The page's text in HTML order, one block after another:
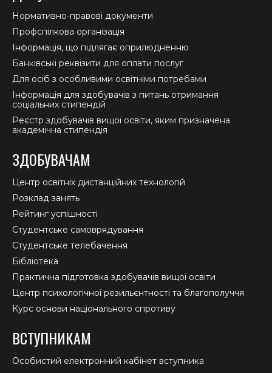
Нормативно-правові документи
Профспілкова організація
Інформація, що підлягає оприлюдненню
Банківські реквізити для оплати послуг
Для осіб з особливими освітніми потребами
Інформація для здобувачів з питань отримання
соціальних стипендій
Реєстр здобувачів вищої освіти, яким призначена
академічна стипендія
ЗДОБУВАЧАМ
Центр освітніх дистанційних технологій
Розклад занять
Рейтинг успішності
Студентське самоврядування
Студентське телебачення
Бібліотека
Практична підготовка здобувачів вищої освіти
Центр психологічної резильєнтності та благополуччя
Курс основи національного спротиву
ВСТУПНИКАМ
Особистий електронний кабінет вступника